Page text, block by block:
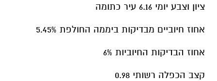
ציון וצבע יומי 6.16 עיר כתומה
אחוז חיוביים מבדיקות ביממה החולפת 5.45%
אחוז הבדיקות החיוביות 6%
קצב הכפלה רשותי 0.98